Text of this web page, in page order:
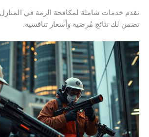
نقدم خدمات شاملة لمكافحة الرمة في المنازل
نضمن لك نتائج مُرضية وأسعار تنافسية.